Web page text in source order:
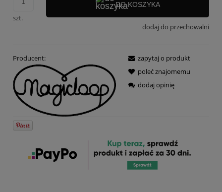
szt.
DO KOSZYKA
dodaj do przechowalni
Producent:
zapytaj o produkt
poleć znajomemu
dodaj opinię